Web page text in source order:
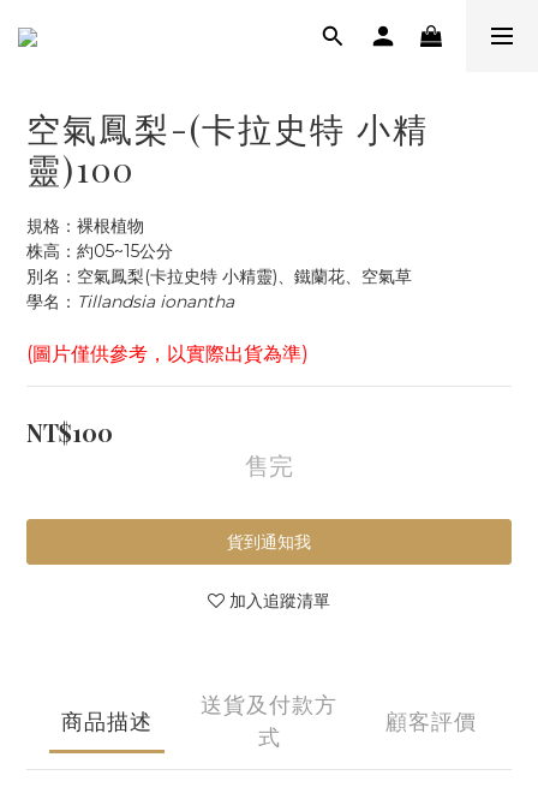
空氣鳳梨-(卡拉史特 小精
靈)100
規格：裸根植物
株高：約05~15公分
別名：空氣鳳梨(卡拉史特 小精靈)、鐵蘭花、空氣草
學名： Tillandsia ionantha
(圖片僅供參考，以實際出貨為準)
NT$100
售完
貨到通知我
加入追蹤清單
商品描述
送貨及付款方
式
顧客評價